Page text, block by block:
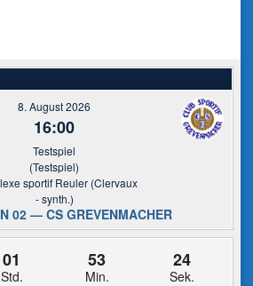
8. August 2026
16:00
Testspiel
(Testspiel)
sportif Reuler (Clervaux
- synth.)
02 — CS GREVENMACHER
01
Std.
53
Min.
24
Sek.